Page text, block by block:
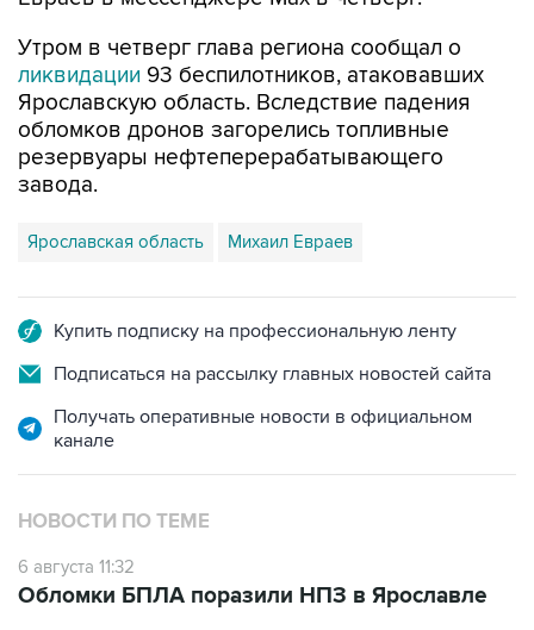
Утром в четверг глава региона сообщал о
ликвидации 93 беспилотников, атаковавших
Ярославскую область. Вследствие падения
обломков дронов загорелись топливные
резервуары нефтеперерабатывающего
завода.
Ярославская область Михаил Евраев
Купить подписку на профессиональную ленту
Подписаться на рассылку главных новостей сайта
Получать оперативные новости в официальном
канале
НОВОСТИ ПО ТЕМЕ
6 августа 11:32
Обломки БПЛА поразили НПЗ в Ярославле